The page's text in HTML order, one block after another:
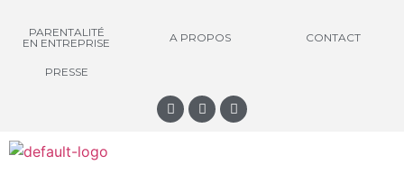
PARENTALITÉ
EN ENTREPRISE
A PROPOS CONTACT
PRESSE